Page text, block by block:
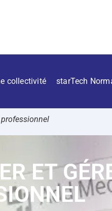
collectivité starTech
professionnel
ET